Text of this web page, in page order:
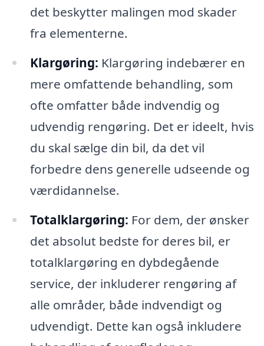
det beskytter malingen mod skader
fra elementerne.
Klargøring: Klargøring indebærer en
mere omfattende behandling, som
ofte omfatter både indvendig og
udvendig rengøring. Det er ideelt, hvis
du skal sælge din bil, da det vil
forbedre dens generelle udseende og
værdidannelse.
Totalklargøring: For dem, der ønsker
det absolut bedste for deres bil, er
totalklargøring en dybdegående
service, der inkluderer rengøring af
alle områder, både indvendigt og
udvendigt. Dette kan også inkludere